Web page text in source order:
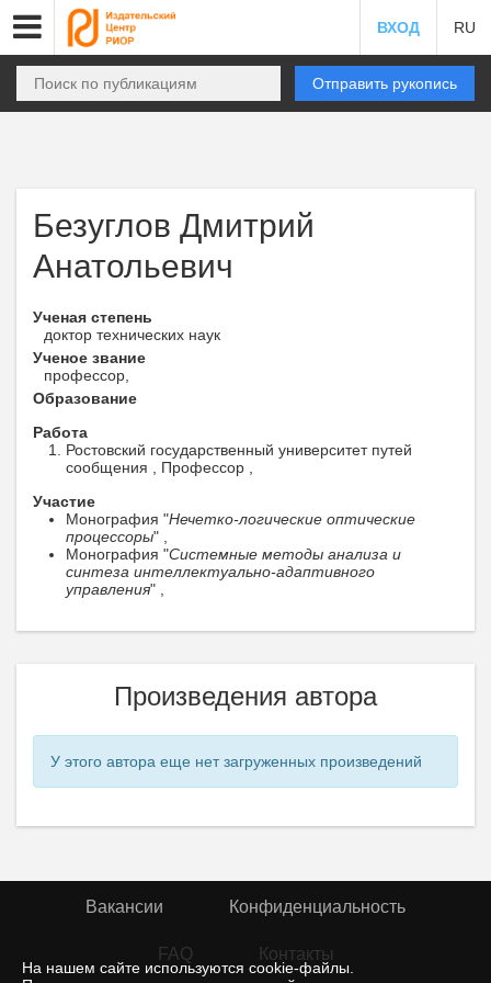
На нашем сайте используются cookie-файлы.
ВХОД RU
Отправить рукопись
Безуглов Дмитрий
Анатольевич
Ученая степень
доктор технических наук
Ученое звание
профессор,
Образование
Работа
Ростовский государственный университет путей
сообщения , Профессор ,
Участие
Монография "Нечетко-логические оптические
процессоры" ,
Монография "Системные методы анализа и
синтеза интеллектуально-адаптивного
управления" ,
Произведения автора
У этого автора еще нет загруженных произведений
Вакансии Конфиденциальность
FAQ Контакты